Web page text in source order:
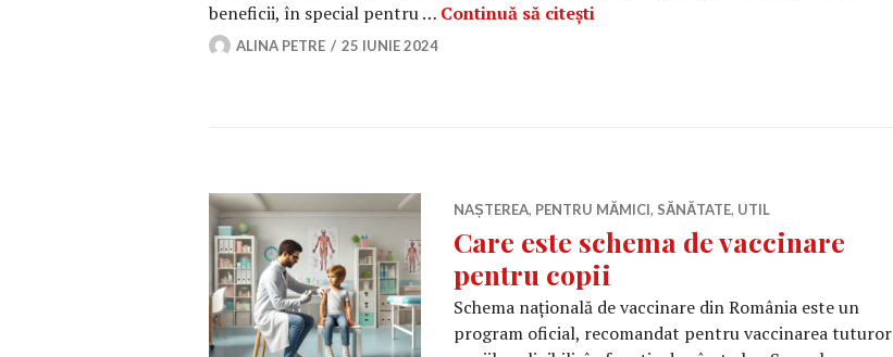
beneficii, în special pentru … Continuă să citești
ALINA PETRE 25 IUNIE 2024
NAȘTEREA, PENTRU MĂMICI, SĂNĂTATE, UTIL
Care este schema de vaccinare
pentru copii
Schema națională de vaccinare din România este un
program oficial, recomandat pentru vaccinarea tuturor